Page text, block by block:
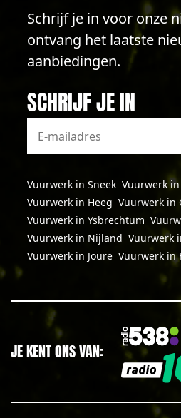
Schrijf je in voor onze
ontvang het laatste
aanbiedingen.
SCHRIJF JE IN
Vuurwerk in Sneek Vuurwerk
Vuurwerk in Heeg Vuurwerk in
Vuurwerk in Ysbrechtum
Vuurwerk in Nijland Vuurwerk
Vuurwerk in Joure Vuurwerk in
JE KENT ONS VAN: